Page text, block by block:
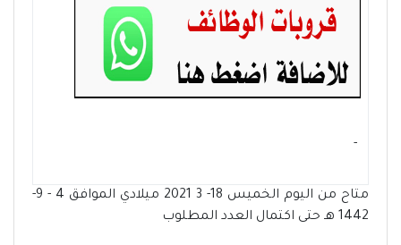
- ‏
متاح من اليوم الخميس 18- 3 2021 ميلادي الموافق 4 - 9-
1442 هـ حتى اكتمال العدد المطلوب